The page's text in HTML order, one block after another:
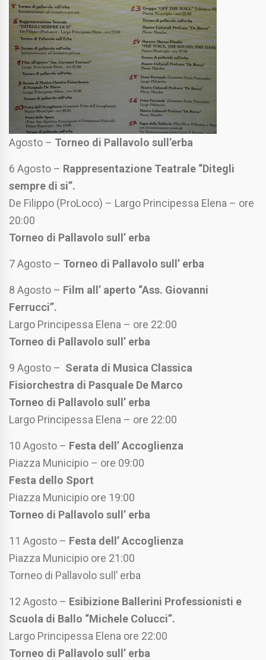
Agosto – Torneo di Pallavolo sull’erba
6 Agosto – Rappresentazione Teatrale “Ditegli
sempre di si”.
De Filippo (ProLoco) – Largo Principessa Elena – ore
20:00
Torneo di Pallavolo sull’ erba
7 Agosto – Torneo di Pallavolo sull’ erba
8 Agosto – Film all’ aperto “Ass. Giovanni
Ferrucci”.
Largo Principessa Elena – ore 22:00
Torneo di Pallavolo sull’ erba
9 Agosto – Serata di Musica Classica
Fisiorchestra di Pasquale De Marco
Torneo di Pallavolo sull’ erba
Largo Principessa Elena – ore 22:00
10 Agosto – Festa dell’ Accoglienza
Piazza Municipio – ore 09:00
Festa dello Sport
Piazza Municipio ore 19:00
Torneo di Pallavolo sull’ erba
11 Agosto – Festa dell’ Accoglienza
Piazza Municipio ore 21:00
Torneo di Pallavolo sull’ erba
12 Agosto – Esibizione Ballerini Professionisti e
Scuola di Ballo “Michele Colucci”.
Largo Principessa Elena ore 22:00
Torneo di Pallavolo sull’ erba